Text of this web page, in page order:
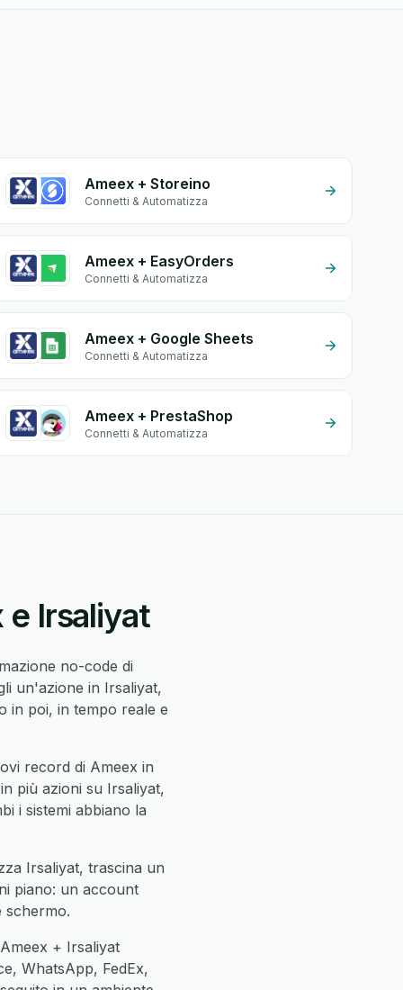
Ameex + Storeino
Connetti & Automatizza
Ameex + EasyOrders
Connetti & Automatizza
Ameex + Google Sheets
Connetti & Automatizza
Ameex + PrestaShop
Connetti & Automatizza
Irsaliyat
no-code di
un'azione in Irsaliyat,
in poi, in tempo reale e
record di Ameex in
più azioni su Irsaliyat,
i sistemi abbiano la
Irsaliyat, trascina un
piano: un account
schermo.
+ Irsaliyat
WhatsApp, FedEx,